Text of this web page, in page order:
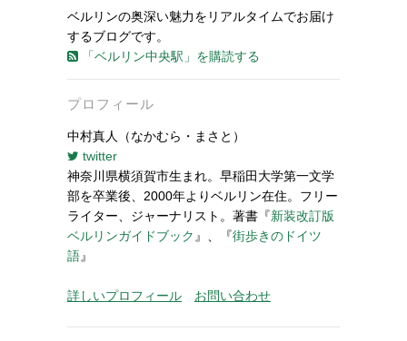
ベルリンの奥深い魅力をリアルタイムでお届け
するブログです。
「ベルリン中央駅」を購読する
プロフィール
中村真人（なかむら・まさと）
twitter
神奈川県横須賀市生まれ。早稲田大学第一文学
部を卒業後、2000年よりベルリン在住。フリー
ライター、ジャーナリスト。著書『新装改訂版
ベルリンガイドブック 』、『街歩きのドイツ
語』
詳しいプロフィール お問い合わせ